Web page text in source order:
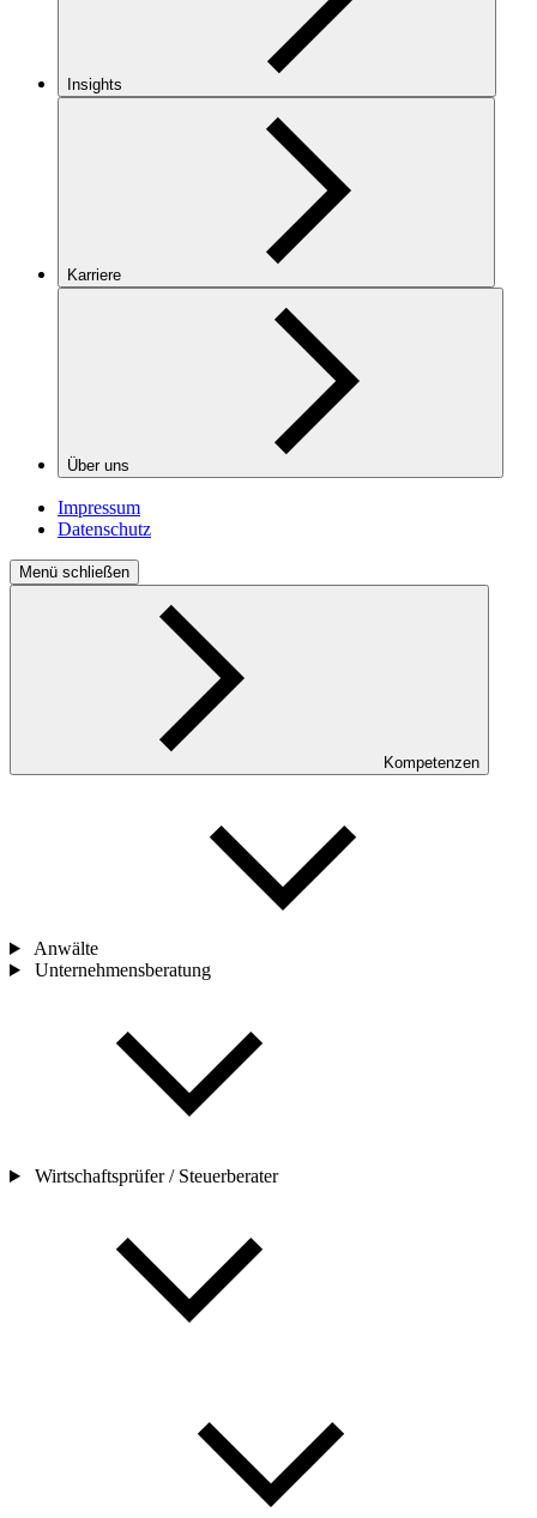
Insights
Karriere
Über uns
Impressum
Datenschutz
Menü schließen
Kompetenzen
Anwälte
Unternehmensberatung
Wirtschaftsprüfer / Steuerberater